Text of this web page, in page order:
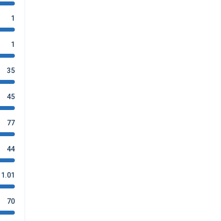
1
1
35
45
77
44
1.01
70